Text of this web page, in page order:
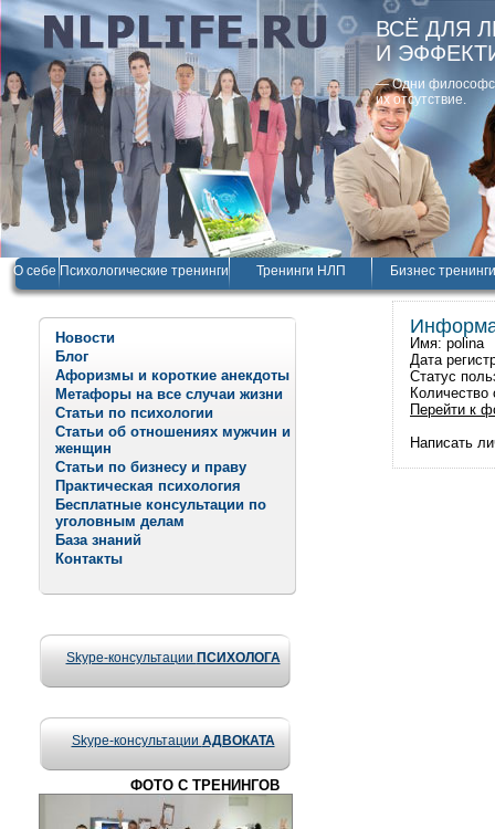
ВСЁ ДЛЯ
И
— Одни
их отсутствие.
О себе Психологические тренинги Тренинги НЛП Бизнес тренинги
Новости
Блог
Афоризмы и короткие анекдоты
Метафоры на все случаи жизни
Статьи по психологии
Статьи об отношениях мужчин и
женщин
Статьи по бизнесу и праву
Практическая психология
Бесплатные консультации по
уголовным делам
База знаний
Контакты
Skype-консультации ПСИХОЛОГА
Skype-консультации АДВОКАТА
ФОТО С ТРЕНИНГОВ
Имя: polina
Дата
Статус
Перейти к
Написать